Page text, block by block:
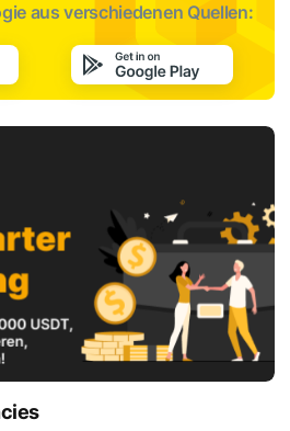
aus verschiedenen Quellen: